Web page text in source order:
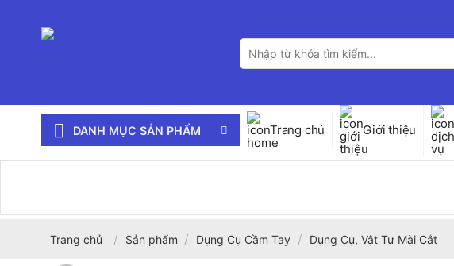
Tìm
kiếm:
DANH MỤC SẢN PHẨM Trang chủ Giới thiệu
Trang chủ / Sản phẩm / Dụng Cụ Cầm Tay / Dụng Cụ, Vật Tư Mài Cắt